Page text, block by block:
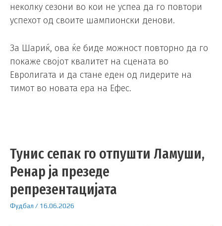
неколку сезони во кои не успеа да го повтори
успехот од своите шампионски денови.
За Шариќ, ова ќе биде можност повторно да го
покаже својот квалитет на сцената во
Евролигата и да стане еден од лидерите на
тимот во новата ера на Ефес.
Тунис сепак го отпушти Ламуши,
Ренар ја презеде
репрезентацијата
Фудбал / 16.06.2026